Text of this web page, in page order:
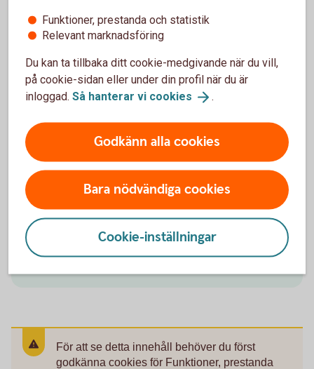
9.00-18.00.
0771-28 80 00 – frågor eller spärr av kort,
Mastercard Guld
Kontakt Mastercard Platinum
Frågor om försäkring, spärra kortet? Ett nummer för
alla frågor gällande Mastercard Platinum.
Spärrservice öppet dygnet runt och för övriga frågor
vardagar 9.00-18.00.
0771-42 00 10 – frågor eller spärr av kort,
Mastercard Platinum
För att se detta innehåll behöver du först
godkänna cookies för Funktioner, prestanda
Funktioner, prestanda och statistik
Relevant marknadsföring
Du kan ta tillbaka ditt cookie-medgivande när du vill,
på cookie-sidan eller under din profil när du är
inloggad. Så hanterar vi cookies .
Godkänn alla cookies
Bara nödvändiga cookies
Cookie-inställningar